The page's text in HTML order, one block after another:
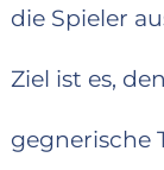
die Spieler
Ziel ist es,
gegnerische